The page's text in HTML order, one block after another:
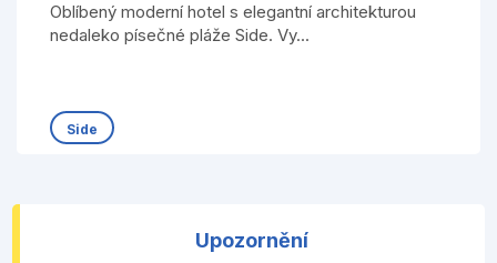
Oblíbený moderní hotel s elegantní architekturou
nedaleko písečné pláže Side. Vy...
Side
Upozornění